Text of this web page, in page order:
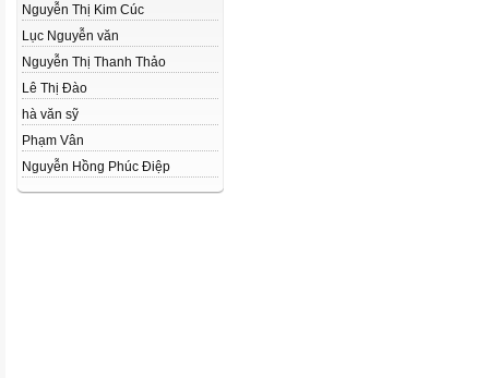
Nguyễn Thị Kim Cúc
Lục Nguyễn văn
Nguyễn Thị Thanh Thảo
Lê Thị Đào
hà văn sỹ
Phạm Vân
Nguyễn Hồng Phúc Điệp